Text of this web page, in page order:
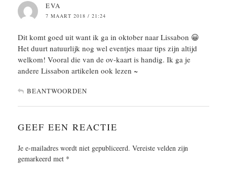
EVA
7 MAART 2018 / 21:24
Dit komt goed uit want ik ga in oktober naar Lissabon 😀
Het duurt natuurlijk nog wel eventjes maar tips zijn altijd
welkom! Vooral die van de ov-kaart is handig. Ik ga je
andere Lissabon artikelen ook lezen ~
BEANTWOORDEN
GEEF EEN REACTIE
Je e-mailadres wordt niet gepubliceerd. Vereiste velden zijn
gemarkeerd met *